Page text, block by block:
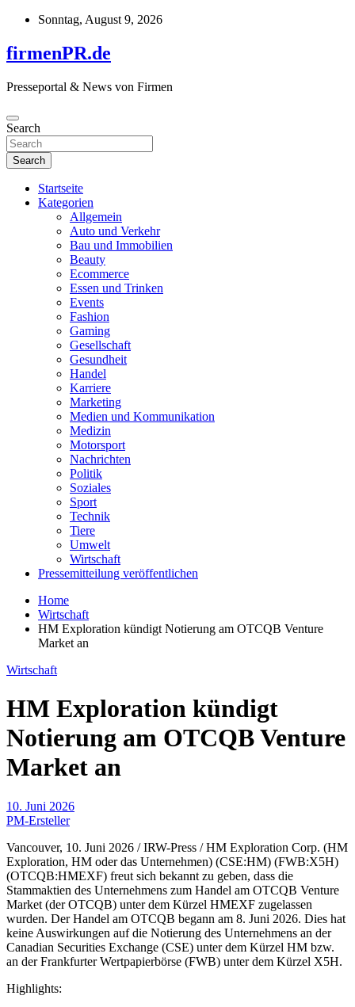
Skip
content
Sonntag, August 9, 2026
firmenPR.de
Presseportal & News von Firmen
Search
Search
Startseite
Kategorien
Allgemein
Auto und Verkehr
Bau und Immobilien
Beauty
Ecommerce
Essen und Trinken
Events
Fashion
Gaming
Gesellschaft
Gesundheit
Handel
Karriere
Marketing
Medien und Kommunikation
Medizin
Motorsport
Nachrichten
Politik
Soziales
Sport
Technik
Tiere
Umwelt
Wirtschaft
Pressemitteilung veröffentlichen
Home
Wirtschaft
HM Exploration kündigt Notierung am OTCQB Venture
Market an
Wirtschaft
HM Exploration kündigt
Notierung am OTCQB Venture
Market an
10. Juni 2026
PM-Ersteller
Vancouver, 10. Juni 2026 / IRW-Press / HM Exploration Corp. (HM
Exploration, HM oder das Unternehmen) (CSE:HM) (FWB:X5H)
(OTCQB:HMEXF) freut sich bekannt zu geben, dass die
Stammaktien des Unternehmens zum Handel am OTCQB Venture
Market (der OTCQB) unter dem Kürzel HMEXF zugelassen
wurden. Der Handel am OTCQB begann am 8. Juni 2026. Dies hat
keine Auswirkungen auf die Notierung des Unternehmens an der
Canadian Securities Exchange (CSE) unter dem Kürzel HM bzw.
an der Frankfurter Wertpapierbörse (FWB) unter dem Kürzel X5H.
Highlights: